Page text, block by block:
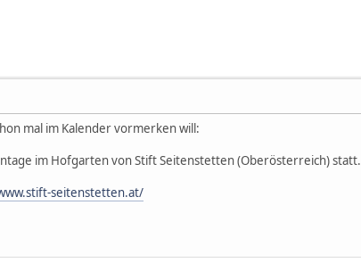
mal im Kalender vormerken will:
im Hofgarten von Stift Seitenstetten (Oberösterreich) statt.
seitenstetten.at/